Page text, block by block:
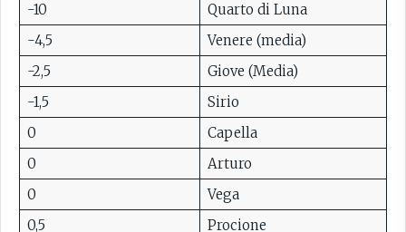
-10
Quarto di Luna
-4,5
Venere (media)
-2,5
Giove (Media)
-1,5
Sirio
0
Capella
0
Arturo
0
Vega
0,5
Procione